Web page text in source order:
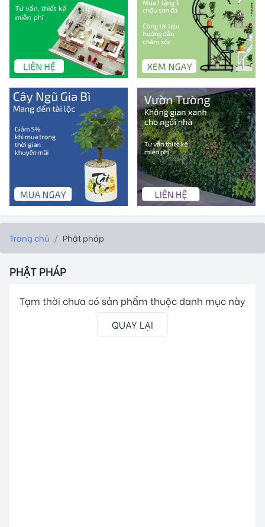
Trang chủ / Phật pháp
PHẬT PHÁP
Tạm thời chưa có sản phẩm thuộc danh mục này
QUAY LẠI